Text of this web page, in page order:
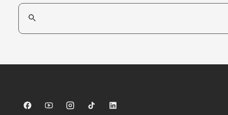
Suchfeld
Sparkasse auf Facebook
Sparkasse auf Youtube
Sparkasse auf Instagram
Sparkasse auf TikTok
Sparkasse auf LinkedIn